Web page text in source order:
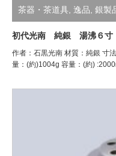
茶器・茶道具 逸品 銀製
初代光南 純銀 湯沸６
作者：石黒光南 材質：純銀 寸
量：(約)1004g 容量：(約)